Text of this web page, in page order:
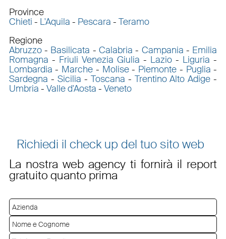
Province
Chieti - L'Aquila - Pescara - Teramo
Regione
Abruzzo- Basilicata - Calabria - Campania - Emilia
Romagna - Friuli Venezia Giulia - Lazio - Liguria -
Lombardia - Marche - Molise- Piemonte - Puglia -
Sardegna - Sicilia - Toscana - Trentino Alto Adige -
Umbria - Valle d'Aosta - Veneto
Richiedi il check up del tuo sito web
La nostra web agency ti fornirà il report
gratuito quanto prima